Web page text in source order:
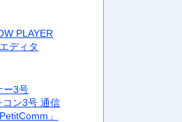
PLAYER
ディタ
ー3号
ン3号 通信
」